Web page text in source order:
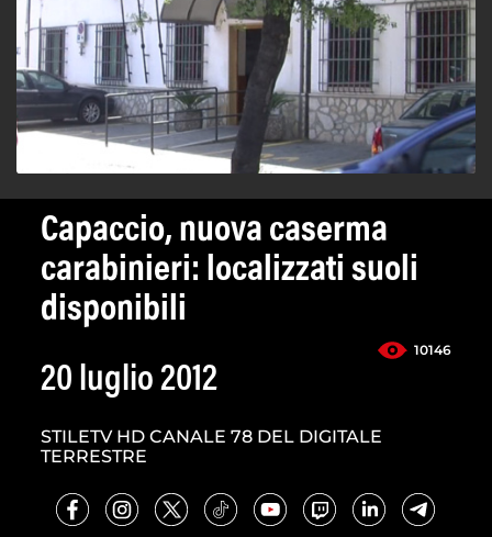
Capaccio, nuova caserma
carabinieri: localizzati suoli
disponibili
10146
20 luglio 2012
STILETV HD CANALE 78 DEL DIGITALE
TERRESTRE